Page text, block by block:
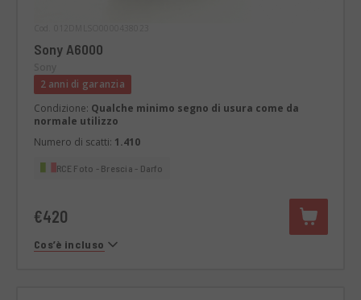
Sony A6000
2 anni di garanzia
Condizione: Qualche minimo segno di usura come da
normale utilizzo
Numero di scatti: 1.410
RCE Foto - Brescia - Darfo
€420
Cos’è incluso